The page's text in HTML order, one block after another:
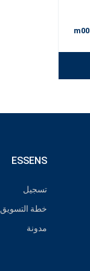
ESSENS
تسجيل
خطة التسويق
مدونة